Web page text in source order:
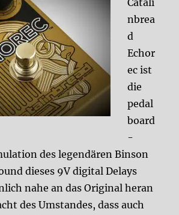
Catali
nbrea
d
Echor
ec ist
die
pedal
board
-
des legendären Binson
dieses 9V digital Delays
nahe an das Original heran
des Umstandes, dass auch